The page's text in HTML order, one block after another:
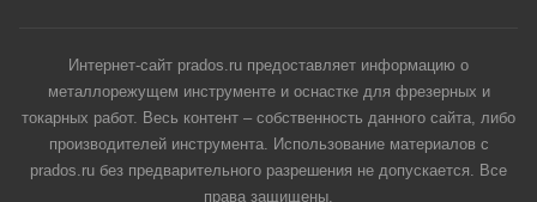
Интернет-сайт prados.ru предоставляет информацию о
металлорежущем инструменте и оснастке для фрезерных и
токарных работ. Весь контент – собственность данного сайта, либо
производителей инструмента. Использование материалов с
prados.ru без предварительного разрешения не допускается. Все
права защищены.